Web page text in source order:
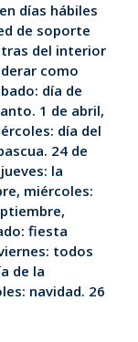
días hábiles
de soporte
del interior
como
día de
1 de abril,
día del
24 de
la
miércoles:
fiesta
todos
de la
navidad. 26